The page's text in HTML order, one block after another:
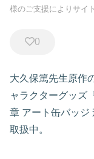
様のご支援によりサイ
0
大久保篤先生原作
ャラクターグッズ
章 アート缶バッジ
取扱中。